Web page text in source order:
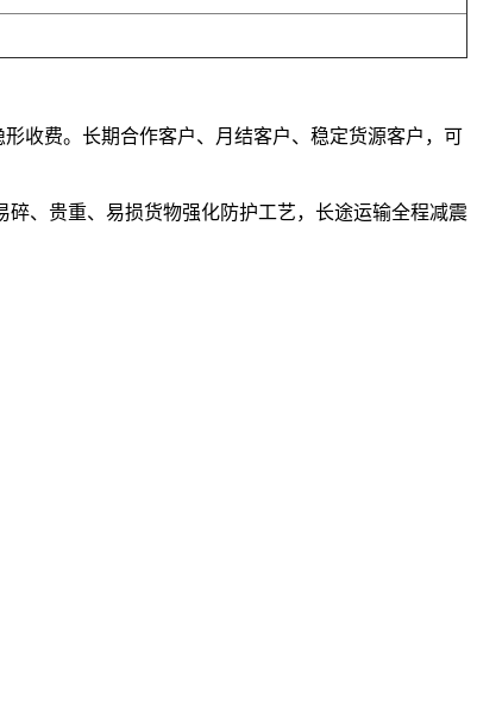
收费。长期合作客户、月结客户、稳定货源客户，可
、贵重、易损货物强化防护工艺，长途运输全程减震